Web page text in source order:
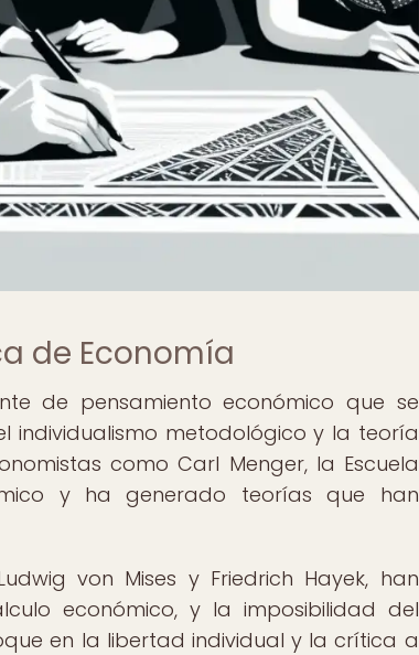
de Economía
de pensamiento económico que se
individualismo metodológico y la teoría
como Carl Menger, la Escuela
y ha generado teorías que han
von Mises y Friedrich Hayek, han
económico, y la imposibilidad del
en la libertad individual y la crítica a